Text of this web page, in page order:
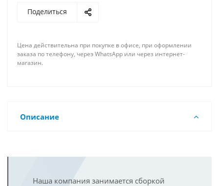
Поделиться
Цена действительна при покупке в офисе, при оформлении
заказа по телефону, через WhatsApp или через интернет-
магазин.
Описание
Наша компания занимается сборкой